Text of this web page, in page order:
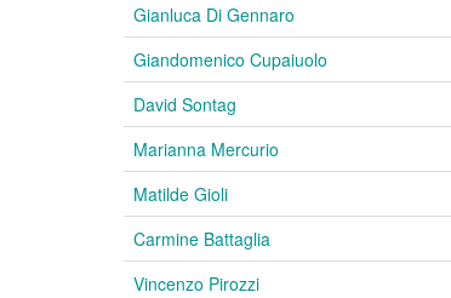
Gianluca Di Gennaro
Giandomenico Cupaiuolo
David Sontag
Marianna Mercurio
Matilde Gioli
Carmine Battaglia
Vincenzo Pirozzi